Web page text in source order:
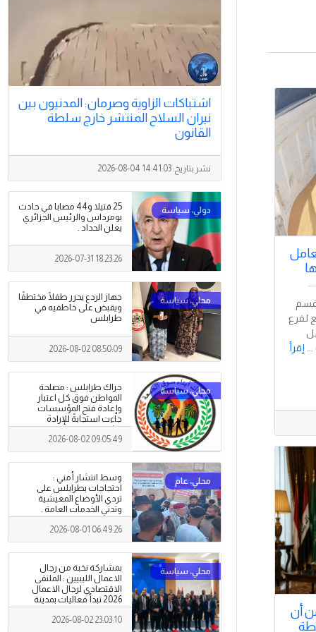
قسم
لفرع
إقرأ
أن
اشتباكات الزاوية وصرمان: المدنيون بين
نيران السلاح المنتشر خارج سلطة
القانون
نشر بتاريخ:2026-08-04 14:41:03
25 قتيلا و44 مصابا في حادث
بومرداس والرئيس الجزائري
يعلن الحداد .
2026-07-31 18:23:26
جهاز الردع يحرر طفلًا مختطفًا
ويقبض على خاطفيه في
طرابلس
2026-08-02 08:50:09
حراك طرابلس : مصلحة
المواطن فوق كل اعتبار
وإعادة فتح المؤسسات
جاءت استجابةً للإرادة
الشعبية
2026-08-02 09:05:49
وسط انتشار أمني :
احتجاجات بطرابلس على
تردي الأوضاع المعيشية
وتدني الخدمات العامة .
2026-08-01 06:49:26
بمشاركة نخبة من رجال
الاعمال الليبيين : الملتقى
الاقتصادي لرجال الاعمال
2026 تبدأ فعاليات بمدينة
سرت .
2026-08-02 23:03:10